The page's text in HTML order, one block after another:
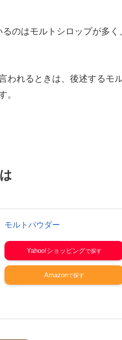
のはモルトシロップが多く
われるときは、後述するモ
。
モルトパウダー
Yahoo!ショッピング
Amazon